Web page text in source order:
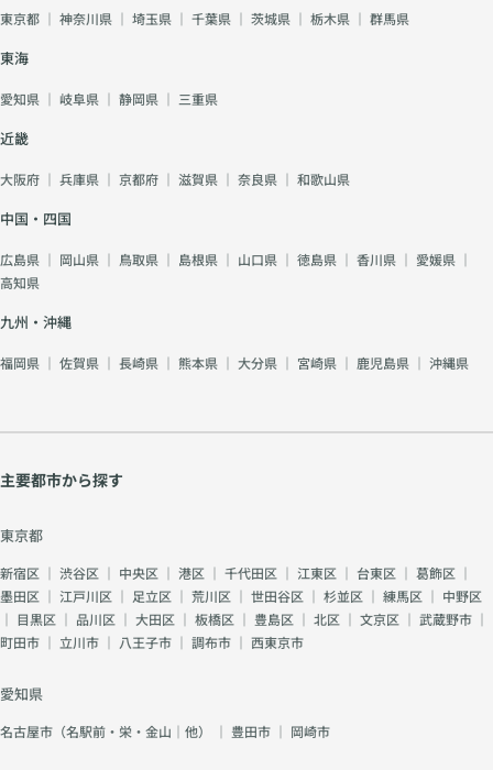
東京都 ｜ 神奈川県 ｜ 埼玉県 ｜ 千葉県 ｜ 茨城県 ｜ 栃木県 ｜ 群馬県
東海
愛知県 ｜ 岐阜県 ｜ 静岡県 ｜ 三重県
近畿
大阪府 ｜ 兵庫県 ｜ 京都府 ｜ 滋賀県 ｜ 奈良県 ｜ 和歌山県
中国・四国
広島県 ｜ 岡山県 ｜ 鳥取県 ｜ 島根県 ｜ 山口県 ｜ 徳島県 ｜ 香川県 ｜ 愛媛県 ｜
高知県
九州・沖縄
福岡県 ｜ 佐賀県 ｜ 長崎県 ｜ 熊本県 ｜ 大分県 ｜ 宮崎県 ｜ 鹿児島県 ｜ 沖縄県
主要都市から探す
東京都
新宿区 ｜ 渋谷区 ｜ 中央区 ｜ 港区 ｜ 千代田区 ｜ 江東区 ｜ 台東区 ｜ 葛飾区 ｜
墨田区 ｜ 江戸川区 ｜ 足立区 ｜ 荒川区 ｜ 世田谷区 ｜ 杉並区 ｜ 練馬区 ｜ 中野区
｜ 目黒区 ｜ 品川区 ｜ 大田区 ｜ 板橋区 ｜ 豊島区 ｜ 北区 ｜ 文京区 ｜ 武蔵野市 ｜
町田市 ｜ 立川市 ｜ 八王子市 ｜ 調布市 ｜ 西東京市
愛知県
名古屋市（名駅前・栄・金山｜他） ｜ 豊田市 ｜ 岡崎市